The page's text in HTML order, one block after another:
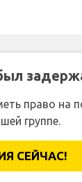
право на
группе.
CЕЙЧАС!